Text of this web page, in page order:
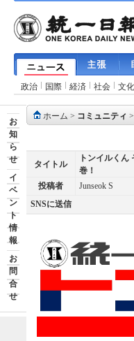
政治 国際 経済 社会 文化
お
知
ら
せ
イ
ベ
ン
ト
情
報
お
問
合
せ
ホーム > コミュニティ >
タイトル
トンイルく
巻！
投稿者
Junseok S
SNSに送信